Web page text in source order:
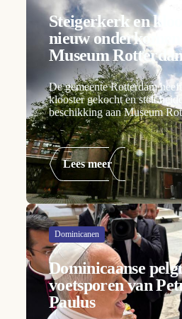
Steigerkerk en
nieuw onderkomen
Museum
De gemeente Rotterdam
klooster gekocht en stelt
beschikking aan Museum
Lees meer
Dominicanen
Dominicaanse
voetsporen van
Paulus